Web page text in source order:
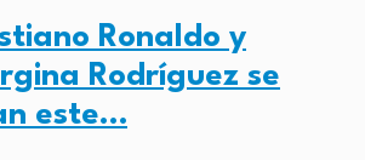
Ronaldo y
Rodríguez se
este…